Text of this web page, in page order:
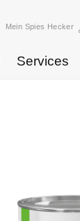
Mein Spies Hecker
Services